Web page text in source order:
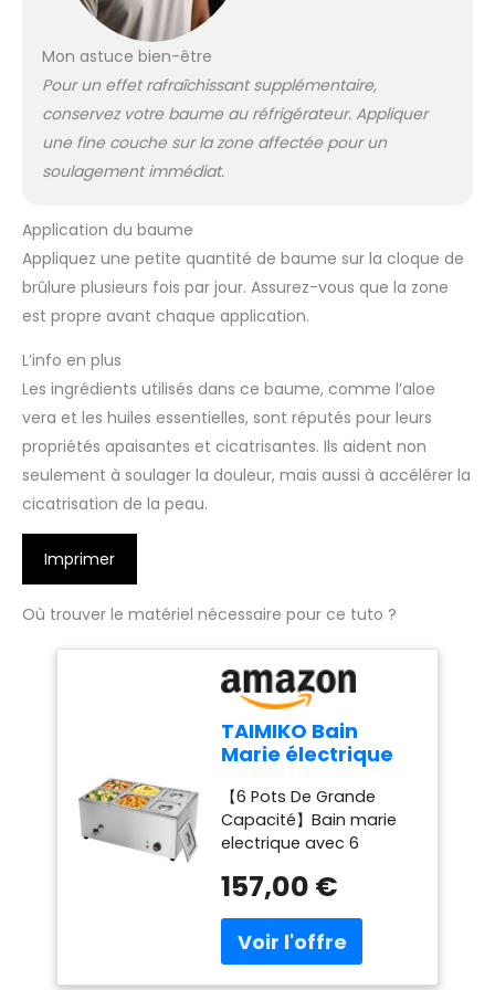
Mon astuce bien-être
Pour un effet rafraîchissant supplémentaire,
conservez votre baume au réfrigérateur. Appliquer
une fine couche sur la zone affectée pour un
soulagement immédiat.
Application du baume
Appliquez une petite quantité de baume sur la cloque de
brûlure plusieurs fois par jour. Assurez-vous que la zone
est propre avant chaque application.
L’info en plus
Les ingrédients utilisés dans ce baume, comme l’aloe
vera et les huiles essentielles, sont réputés pour leurs
propriétés apaisantes et cicatrisantes. Ils aident non
seulement à soulager la douleur, mais aussi à accélérer la
cicatrisation de la peau.
Imprimer
Où trouver le matériel nécessaire pour ce tuto ?
TAIMIKO Bain
Marie électrique
Inoxydable 220V
Chauffe-Plats
Professionnel
Commercial avec
6 Bacs Casseroles
avec Robinet de
vidange Contrôle
de la température
【6 Pots De Grande
Capacité】Bain marie
electrique avec 6
couvercles,chaque pot
16.3*14.8*17.6 cm.Dessert
un grand nombre de
personnes en même
157,00 €